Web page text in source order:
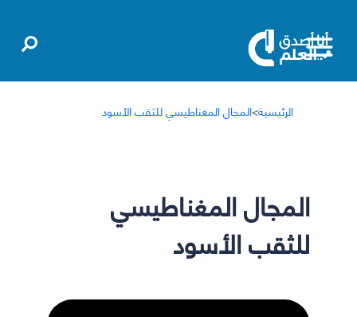
الرئيسية>المجال المغناطيسي للثقب الأسود
المجال المغناطيسي
للثقب الأسود